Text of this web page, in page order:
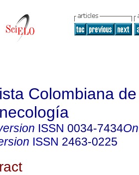
Colombiana
ISSN 0034-7434
ISSN 2463-0225